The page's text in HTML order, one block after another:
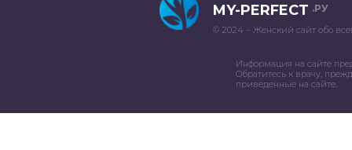
MY-PERFECT .РУ
© 2024 – Женский сайт обо
Информация на сайте
Обратитесь к врачу,
приведенные на сайте.